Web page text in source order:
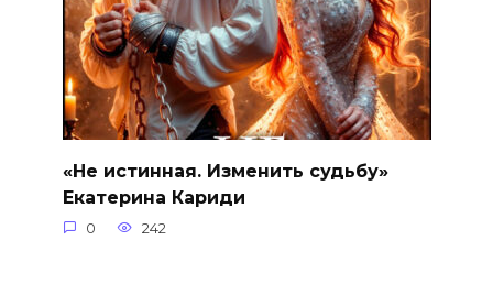
«Не истинная. Изменить судьбу»
Екатерина Кариди
0 242